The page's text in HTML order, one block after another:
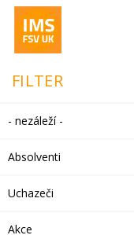
FILTER
- nezáleží -
Absolventi
Uchazeči
Akce